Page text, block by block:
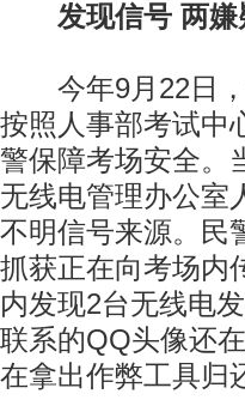
发现信号 两嫌
今年9月22日，
按照人事部考试中
警保障考场安全。
无线电管理办公室
不明信号来源。民
抓获正在向考场内
内发现2台无线电
联系的QQ头像还
在拿出作弊工具归